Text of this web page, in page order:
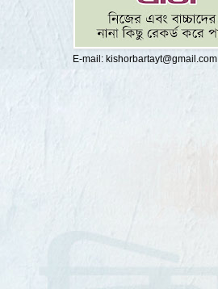
E-mail: kishorbartayt@gmail.com